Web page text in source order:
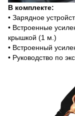
В комплекте:
• Зарядное
• Встроенные
крышкой (1 м.)
• Встроенный
• Руководство по